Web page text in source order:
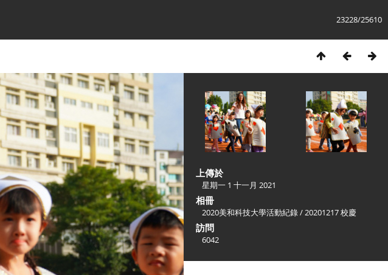
23228/25610
上傳於
星期一 1 十一月 2021
相冊
2020美和科技大學活動紀錄/20201217 校慶
訪問
6042